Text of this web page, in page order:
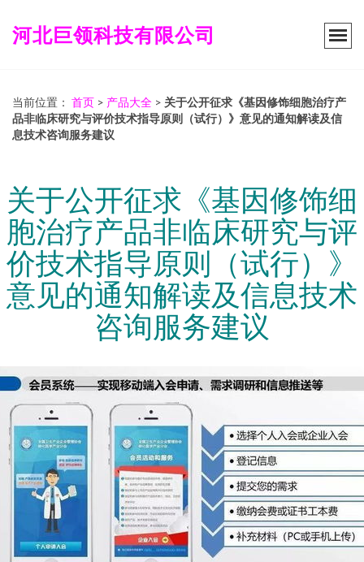
河北巨领科技有限公司
当前位置： 首页 > 产品大全 > 关于公开征求《基因修饰细胞治疗产
品非临床研究与评价技术指导原则（试行）》意见的通知解读及信
息技术咨询服务建议
关于公开征求《基因修饰细
胞治疗产品非临床研究与评
价技术指导原则（试行）》
意见的通知解读及信息技术
咨询服务建议